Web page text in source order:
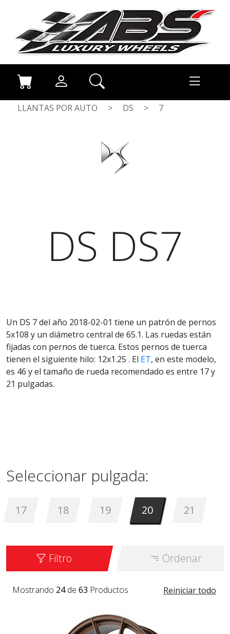
LLANTAS POR AUTO > DS > 7
DS DS7
Un DS 7 del año 2018-02-01 tiene un patrón de pernos
5x108 y un diámetro central de 65.1. Las ruedas están
fijadas con pernos de tuerca. Estos pernos de tuerca
tienen el siguiente hilo: 12x1.25 . El ET, en este modelo,
es 46 y el tamaño de rueda recomendado es entre 17 y
21 pulgadas.
Seleccionar pulgada:
17 18 19 20 21
Filtro Ordenar
Reiniciar todo
Mostrando 24de 63 Productos